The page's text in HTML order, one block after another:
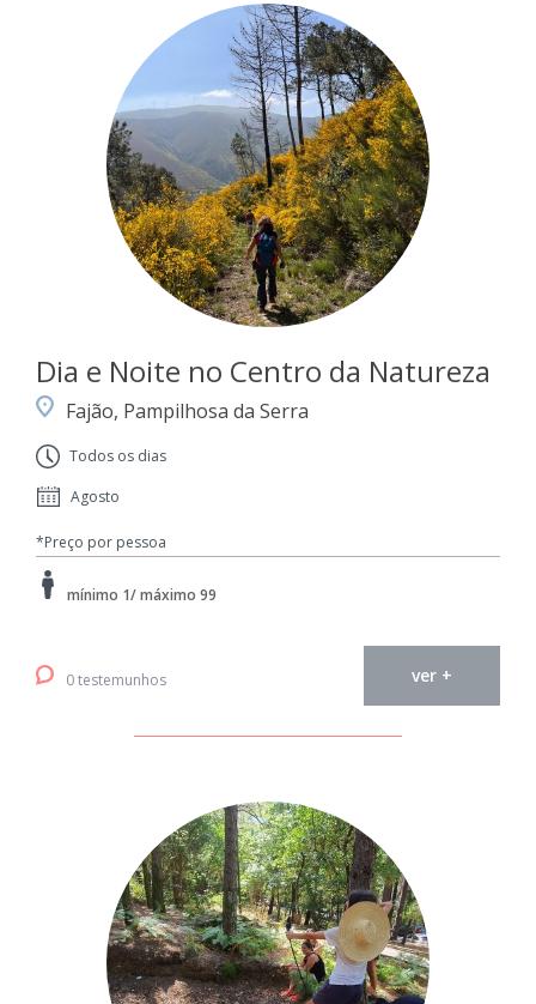
Dia e Noite no Centro da Natureza
Fajão, Pampilhosa da Serra
Todos os dias
Agosto
*Preço por pessoa
mínimo 1/ máximo 99
0 testemunhos ver +